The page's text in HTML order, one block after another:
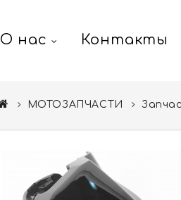
О нас Контакты
МОТОЗАПЧАСТИ